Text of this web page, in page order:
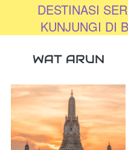
DESTINASI
KUNJUNGI DI
WAT ARUN